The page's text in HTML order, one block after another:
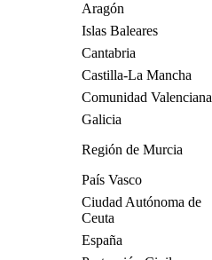
Aragón
Islas Baleares
Cantabria
Castilla-La Mancha
Comunidad Valenciana
Galicia
Región de Murcia
País Vasco
Ciudad Autónoma de
Ceuta
España